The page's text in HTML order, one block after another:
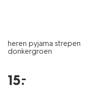
heren pyjama strepen
donkergroen
15.
–